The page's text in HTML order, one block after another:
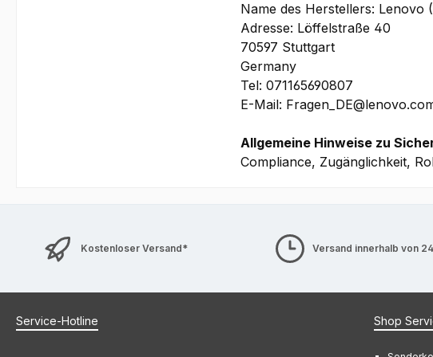
Akku
Bilder und technische Details
Name des Herstellers: Lenovo
Adresse: Löffelstraße 40
70597 Stuttgart
Germany
Tel: 071165690807
E-Mail:
Allgemeine Hinweise zu
Compliance, Zugänglichkeit,
Kostenloser Versand* Versand innerhalb von
Service-Hotline Shop